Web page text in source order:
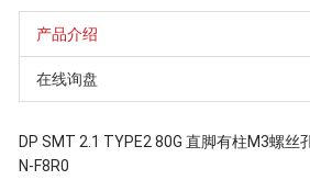
产品介绍
在线询盘
DP SMT 2.1 TYPE2 80G 直脚有柱M3螺丝
N-F8R0